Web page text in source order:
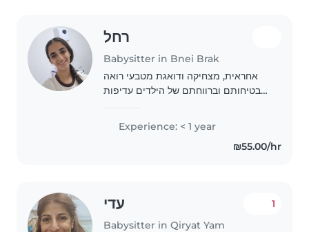
רחל
Babysitter in Bnei Brak
אחראית, מצחיקה ודואגת מטבעי רואה
בבטיחותם וברווחתם של הילדים עדיפות
ומסייעת בשיעורי בית ובבישול. זמינה
Experience: < 1 year
₪55.00/hr
עדי
Babysitter in Qiryat Yam
1